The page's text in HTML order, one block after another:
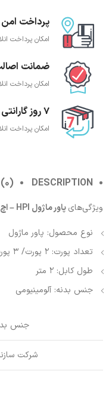
پرداخت امن
امکان پرداخت
ضمانت
امکان پرداخت
7 روز گارانتی بازگشت وجه
امکان پرداخت
DESCRIPTION
ویژگی‌هایپاور ماژول HPI – اچ پی آی:
نوع محصول: پاور ماژول
تعداد پورت: 2 پورت/ 3 پورت/ 6 پورت/ 7 پورت/ 8 پورت / 9 پورت
طول کابل: 2 متر
جنس بدنه: آلومینیومی
جنس
شرکت